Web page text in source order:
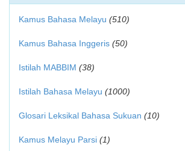
Kamus Bahasa Melayu (510)
Kamus Bahasa Inggeris (50)
Istilah MABBIM (38)
Istilah Bahasa Melayu (1000)
Glosari Leksikal Bahasa Sukuan (10)
Kamus Melayu Parsi (1)